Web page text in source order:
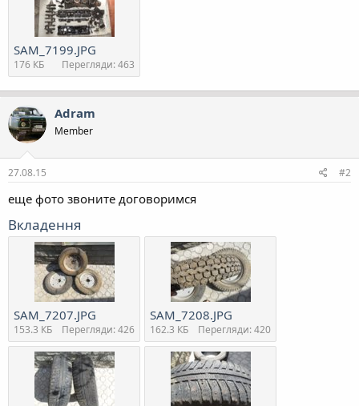
SAM_7199.JPG
176 КБ Перегляди: 463
Adram
Member
27.08.15 #2
еще фото звоните договоримся
Вкладення
SAM_7207.JPG
153.3 КБ Перегляди: 426
SAM_7208.JPG
162.3 КБ Перегляди: 420